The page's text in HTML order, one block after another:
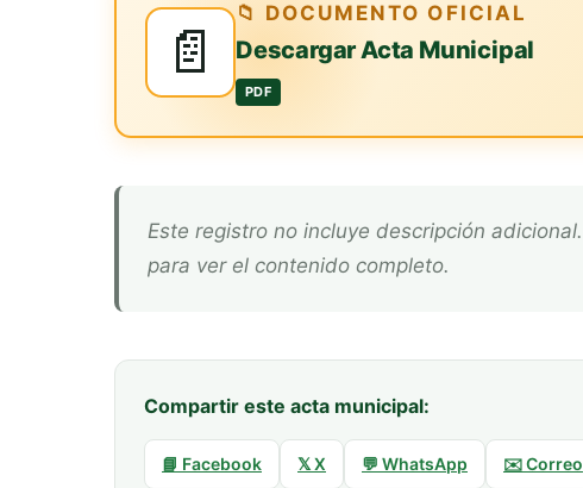
📄
📁 DOCUMENTO OFICIAL
Descargar Acta Municipal
PDF
Este registro no incluye descripción adicional. Descarga el documento oficial arriba
para ver el contenido completo.
Compartir este acta municipal:
📘 Facebook 𝕏 X 💬 WhatsApp ✉️ Correo